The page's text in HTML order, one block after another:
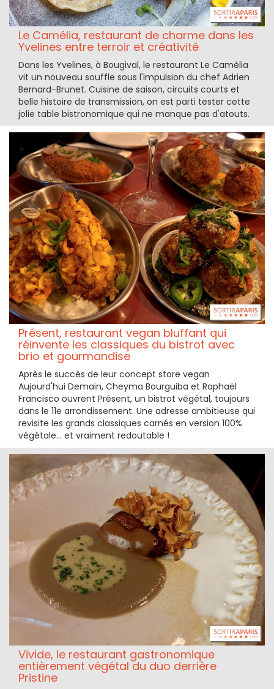
Le Camélia, restaurant de charme dans les
Yvelines entre terroir et créativité
Dans les Yvelines, à Bougival, le restaurant Le Camélia
vit un nouveau souffle sous l'impulsion du chef Adrien
Bernard-Brunet. Cuisine de saison, circuits courts et
belle histoire de transmission, on est parti tester cette
jolie table bistronomique qui ne manque pas d'atouts.
Présent, restaurant vegan bluffant qui
réinvente les classiques du bistrot avec
brio et gourmandise
Après le succès de leur concept store vegan
Aujourd'hui Demain, Cheyma Bourguiba et Raphaël
Francisco ouvrent Présent, un bistrot végétal, toujours
dans le 11e arrondissement. Une adresse ambitieuse qui
revisite les grands classiques carnés en version 100%
végétale... et vraiment redoutable !
Vivide, le restaurant gastronomique
entièrement végétal du duo derrière
Pristine